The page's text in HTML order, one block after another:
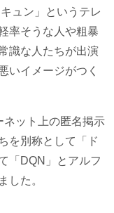
ュン」というテレ
率そうな人や粗暴
識な人たちが出演
いイメージがつく
ネット上の匿名掲示
を別称として「ド
「DQN」とアルフ
した。